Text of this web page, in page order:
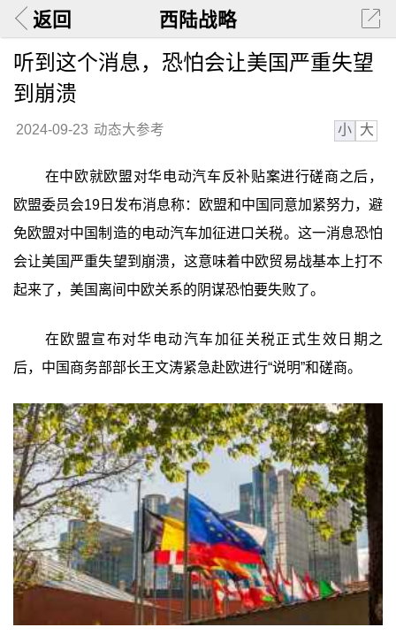
返回 西陆战略
听到这个消息，恐怕会让美国严重失望
到崩溃
2024-09-23 动态大参考 小 大
在中欧就欧盟对华电动汽车反补贴案进行磋商之后，
欧盟委员会19日发布消息称：欧盟和中国同意加紧努力，避
免欧盟对中国制造的电动汽车加征进口关税。这一消息恐怕
会让美国严重失望到崩溃，这意味着中欧贸易战基本上打不
起来了，美国离间中欧关系的阴谋恐怕要失败了。
在欧盟宣布对华电动汽车加征关税正式生效日期之
后，中国商务部部长王文涛紧急赴欧进行“说明”和磋商。